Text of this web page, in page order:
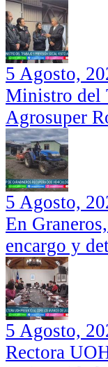
5 Agosto,
Ministro del
Agrosuper
5 Agosto,
En
encargo y
5 Agosto,
Rectora